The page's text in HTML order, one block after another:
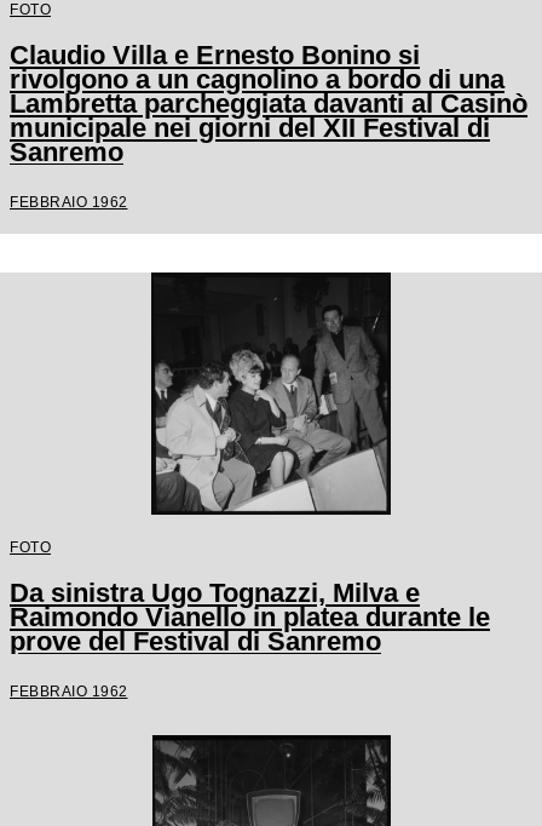
FOTO
Claudio Villa e Ernesto Bonino si
rivolgono a un cagnolino a bordo di una
Lambretta parcheggiata davanti al Casinò
municipale nei giorni del XII Festival di
Sanremo
FEBBRAIO 1962
FOTO
Da sinistra Ugo Tognazzi, Milva e
Raimondo Vianello in platea durante le
prove del Festival di Sanremo
FEBBRAIO 1962